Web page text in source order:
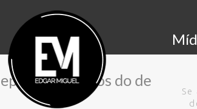
menos do de